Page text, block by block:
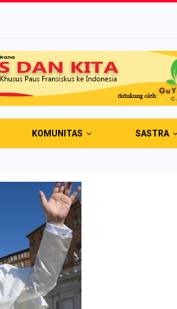
KOMUNITAS SASTRA